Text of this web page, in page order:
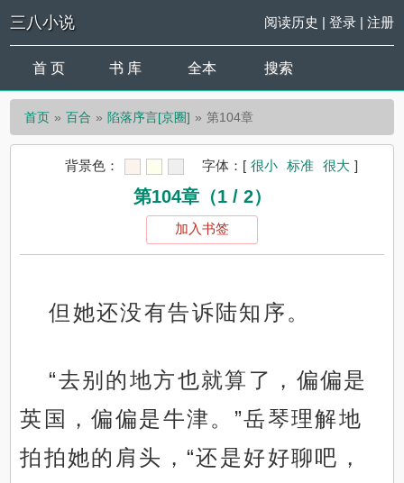
三八小说 阅读历史 | 登录| 注册
首 页 书 库 全本 搜索
首页 百合 陷落序言[京圈] 第104章
背景色： 字体： [ 很小 标准 很大 ]
第104章（1 / 2）
加入书签
但她还没有告诉陆知序。
“去别的地方也就算了，偏偏是
英国，偏偏是牛津。”岳琴理解地
拍拍她的肩头，“还是好好聊吧，